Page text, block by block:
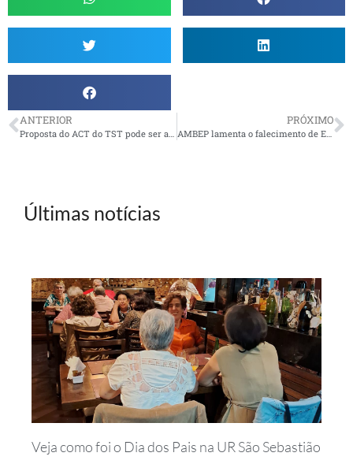
ANTERIOR PRÓXIMO
AMBEP lamenta o falecimento de Eterval Fidelis de Almeida
Últimas notícias
Veja como foi o Dia dos Pais na UR São Sebastião